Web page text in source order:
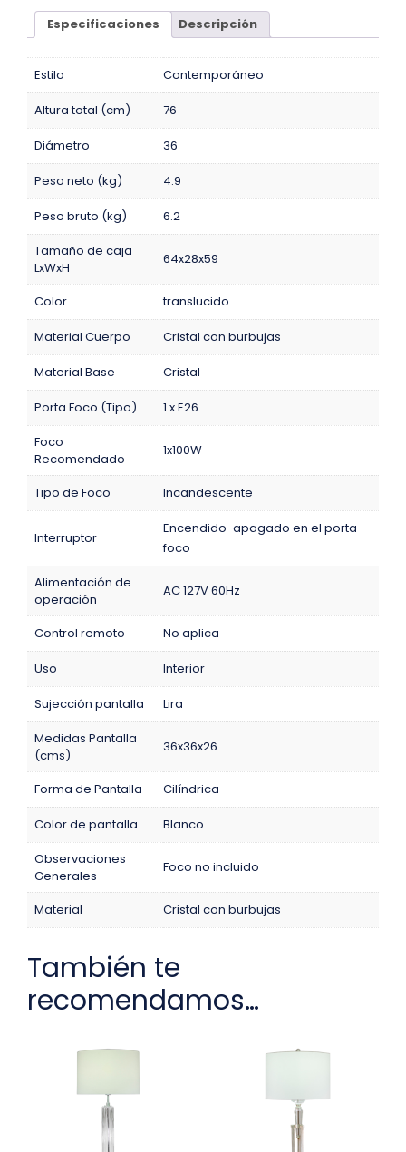
Especificaciones Descripción
Estilo Contemporáneo
Altura total (cm) 76
Diámetro 36
Peso neto (kg) 4.9
Peso bruto (kg)
6.2
Tamaño de caja
LxWxH
64x28x59
Color translucido
Material Cuerpo Cristal con burbujas
Material Base Cristal
Porta Foco (Tipo)
1 x E26
Foco
Recomendado
1x100W
Tipo de Foco Incandescente
Interruptor
Encendido-apagado en el porta
foco
Alimentación de
operación
AC 127V 60Hz
Control remoto No aplica
Uso Interior
Sujección pantalla
Lira
Medidas Pantalla
(cms)
36x36x26
Forma de Pantalla Cilíndrica
Color de pantalla
Blanco
Observaciones
Generales
Foco no incluido
Material Cristal con burbujas
También te
recomendamos…